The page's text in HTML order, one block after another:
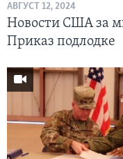
АВГУСТ 12, 2024
Новости США за
Приказ подлодке